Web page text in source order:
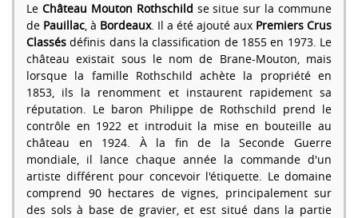
Le Château Mouton Rothschild se situe sur la commune
de Pauillac, à Bordeaux. Il a été ajouté aux Premiers Crus
Classés définis dans la classification de 1855 en 1973. Le
château existait sous le nom de Brane-Mouton, mais
lorsque la famille Rothschild achète la propriété en
1853, ils la renomment et instaurent rapidement sa
réputation. Le baron Philippe de Rothschild prend le
contrôle en 1922 et introduit la mise en bouteille au
château en 1924. À la fin de la Seconde Guerre
mondiale, il lance chaque année la commande d'un
artiste différent pour concevoir l'étiquette. Le domaine
comprend 90 hectares de vignes, principalement sur
des sols à base de gravier, et est situé dans la partie